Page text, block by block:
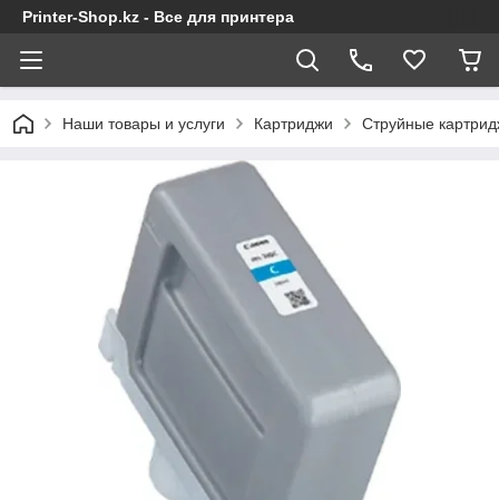
Printer-Shop.kz - Все для принтера
Наши товары и услуги Картриджи Струйные